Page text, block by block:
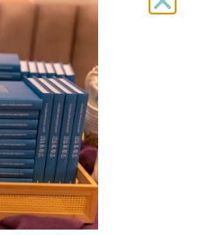
ליווי רוחני והגות
לתעות אל הבאר עם
בזמני עייפות הלב
הרב פרופ' אלי הולצר